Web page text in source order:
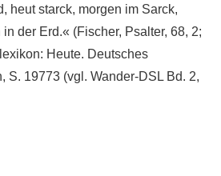
heut starck, morgen im Sarck,
der Erd.« (Fischer, Psalter, 68, 2;
Heute. Deutsches
S. 19773 (vgl. Wander-DSL Bd. 2,